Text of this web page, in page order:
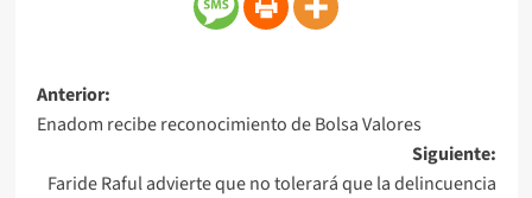
Anterior:
Enadom recibe reconocimiento de Bolsa Valores
Siguiente:
Faride Raful advierte que no tolerará que la delincuencia